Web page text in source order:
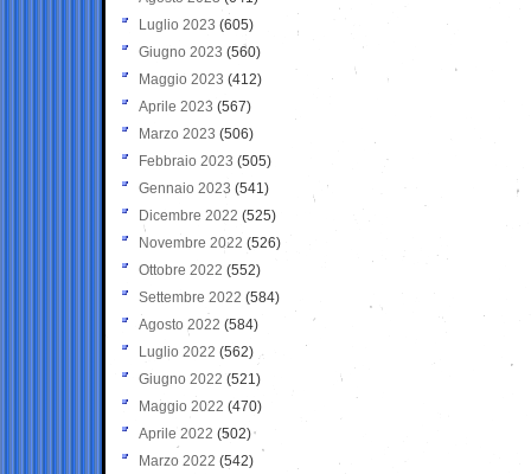
Luglio 2023 (605)
Giugno 2023 (560)
Maggio 2023 (412)
Aprile 2023 (567)
Marzo 2023 (506)
Febbraio 2023 (505)
Gennaio 2023 (541)
Dicembre 2022 (525)
Novembre 2022 (526)
Ottobre 2022 (552)
Settembre 2022 (584)
Agosto 2022 (584)
Luglio 2022 (562)
Giugno 2022 (521)
Maggio 2022 (470)
Aprile 2022 (502)
Marzo 2022 (542)